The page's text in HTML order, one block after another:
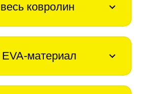
ковролин
материал